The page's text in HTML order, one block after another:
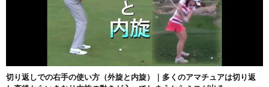
切り返しでの右手の使い方（外旋と内旋）｜多くのアマチュアは切り返